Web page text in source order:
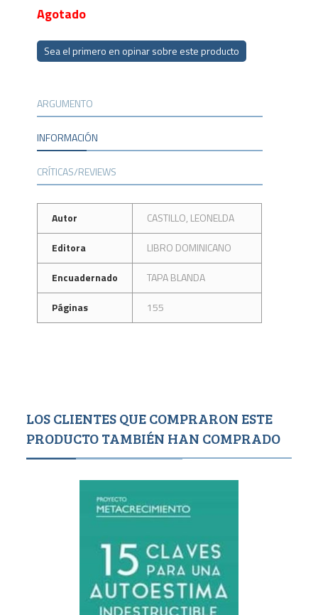
Agotado
Sea el primero en opinar sobre este producto
ARGUMENTO
INFORMACIÓN
CRÍTICAS/REVIEWS
Autor
CASTILLO, LEONELDA
Editora
LIBRO DOMINICANO
Encuadernado
TAPA BLANDA
Páginas
155
LOS CLIENTES QUE COMPRARON ESTE
PRODUCTO TAMBIÉN HAN COMPRADO